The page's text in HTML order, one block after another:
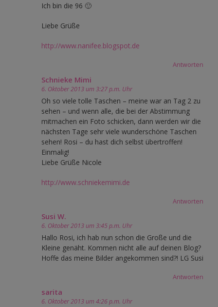
Ich bin die 96 🙂
Liebe Grüße
http://www.nanifee.blogspot.de
Antworten
Schnieke Mimi
6. Oktober 2013 um 3:27 p.m. Uhr
Oh so viele tolle Taschen – meine war an Tag 2 zu
sehen – und wenn alle, die bei der Abstimmung
mitmachen ein Foto schicken, dann werden wir die
nächsten Tage sehr viele wunderschöne Taschen
sehen! Rosi – du hast dich selbst übertroffen!
Einmalig!
Liebe Grüße Nicole
http://www.schniekemimi.de
Antworten
Susi W.
6. Oktober 2013 um 3:45 p.m. Uhr
Hallo Rosi, ich hab nun schon die Große und die
Kleine genäht. Kommen nicht alle auf deinen Blog?
Hoffe das meine Bilder angekommen sind?! LG Susi
Antworten
sarita
6. Oktober 2013 um 4:26 p.m. Uhr